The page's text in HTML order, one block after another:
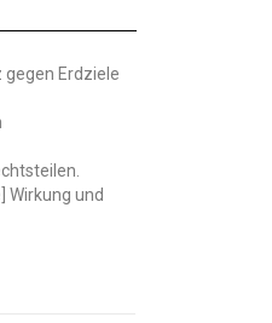
Erdziele
Wirkung und